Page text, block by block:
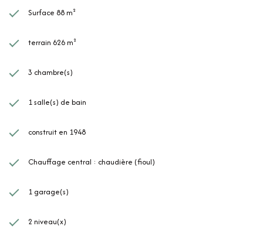
Surface 88 m²
terrain 626 m²
3 chambre(s)
1 salle(s) de bain
construit en 1948
Chauffage central : chaudière (fioul)
1 garage(s)
2 niveau(x)